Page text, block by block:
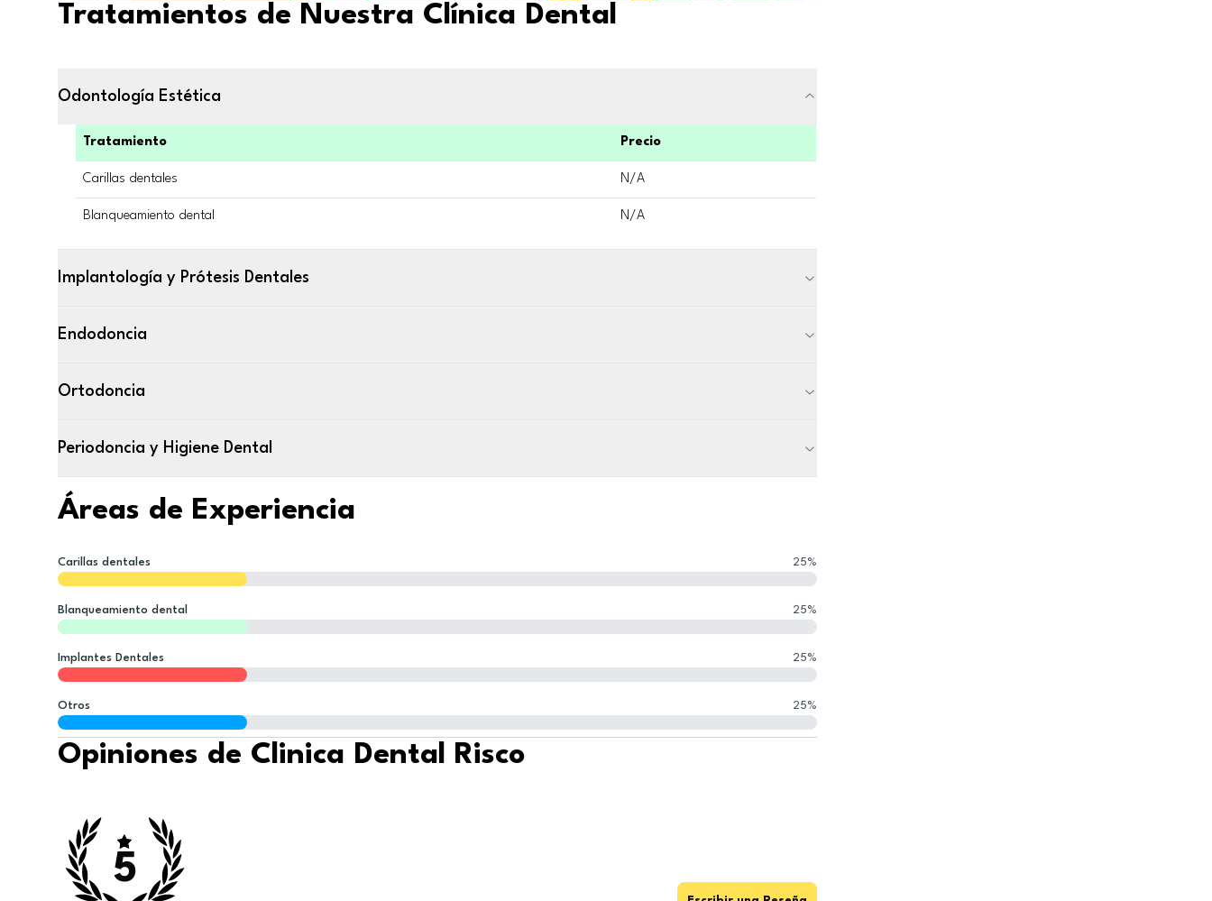
Tratamientos de Nuestra Clínica Dental
Odontología Estética
Tratamiento Precio
Carillas dentales N/A
Blanqueamiento dental N/A
Implantología y Prótesis Dentales
Endodoncia
Ortodoncia
Periodoncia y Higiene Dental
Áreas de Experiencia
Carillas dentales 25%
Blanqueamiento dental 25%
Implantes Dentales 25%
Otros 25%
Opiniones de Clinica Dental Risco
5